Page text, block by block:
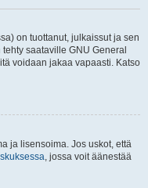
on tuottanut, julkaissut ja sen
tehty saataville GNU General
voidaan jakaa vapaasti. Katso
ja lisensoima. Jos uskot, että
, jossa voit äänestää